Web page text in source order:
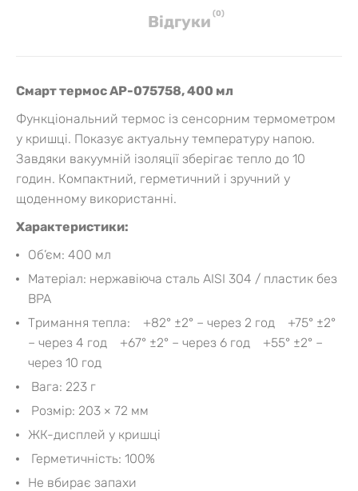
Вiдгуки (0)
Смарт термос AP-075758, 400 мл
Функціональний термос із сенсорним термометром
у кришці. Показує актуальну температуру напою.
Завдяки вакуумній ізоляції зберігає тепло до 10
годин. Компактний, герметичний і зручний у
щоденному використанні.
Характеристики:
Об’єм: 400 мл
Матеріал: нержавіюча сталь AISI 304 / пластик без
BPA
Тримання тепла: +82° ±2° – через 2 год +75° ±2°
– через 4 год +67° ±2° – через 6 год +55° ±2° –
через 10 год
Вага: 223 г
Розмір: 203 × 72 мм
ЖК-дисплей у кришці
Герметичність: 100%
Не вбирає запахи